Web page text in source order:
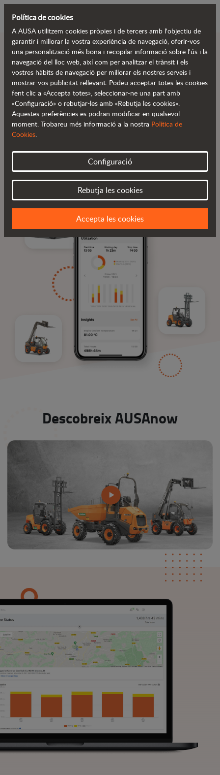
Redueix els temps
d’aturada.
Avisos i alarmes
Descobreix AUSAnow
Política de cookies
A AUSA utilitzem cookies pròpies i de tercers amb l'objectiu de
garantir i millorar la vostra experiència de navegació, oferir-vos
una personalització més bona i recopilar informació sobre l'ús i la
navegació del lloc web, així com per analitzar el trànsit i els
vostres hàbits de navegació per millorar els nostres serveis i
mostrar-vos publicitat rellevant. Podeu acceptar totes les cookies
fent clic a «Accepta totes», seleccionar-ne una part amb
«Configuració» o rebutjar-les amb «Rebutja les cookies».
Aquestes preferències es podran modificar en qualsevol
moment. Trobareu més informació a la nostra Política de
Cookies.
Configuració
Rebutja les cookies
Accepta les cookies